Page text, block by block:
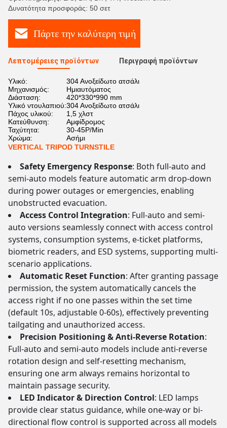
Δυνατότητα προσφοράς: 50 σετ
Πάρτε την καλύτερη τιμή
Λεπτομέρειες προϊόντων Περιγραφή προϊόντων
Υλικό:
304 Ανοξείδωτο ατσάλι
Μηχανισμός:
Ημιαυτόματος
Διάσταση:
420*330*990 mm
Υλικό ντουλαπιού:304 Ανοξείδωτο ατσάλι
Πάχος υλικού:
1,5 χλστ
Κατεύθυνση:
Αμφίδρομος
Ταχύτητα:
30-45P/Min
Χρώμα:
Ασήμι
VERTICAL TRIPOD TURNSTILE
Safety Emergency Response: Both full-auto and
semi-auto models feature automatic arm drop-down
during power outages or emergencies, enabling
unobstructed evacuation.
Access Control Integration: Full-auto and semi-
auto versions seamlessly connect with access control
systems, consumption systems, e-ticket platforms,
biometric readers, and ESD systems, supporting multi-
scenario applications.
Automatic Reset Function: After granting passage
permission, the system automatically cancels the
access right if no one passes within the set time
(default 10s, adjustable 0-60s), effectively preventing
tailgating and unauthorized access.
Precision Positioning & Anti-Reverse Rotation:
Full-auto and semi-auto models include anti-reverse
rotation design and self-resetting mechanism,
ensuring one arm always remains horizontal to
maintain passage security.
LED Indicator & Direction Control: LED lamps
provide clear status guidance, while one-way or bi-
directional flow control is supported across all models